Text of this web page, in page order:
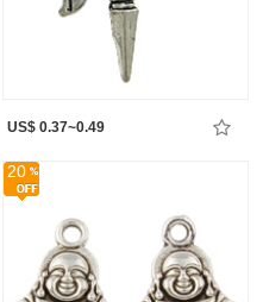
US$ 0.37~0.49
20